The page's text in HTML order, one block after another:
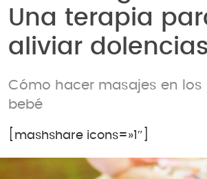
Una terapia
aliviar dolencias
Cómo hacer masajes en los
bebé
[mashshare icons=»1″]